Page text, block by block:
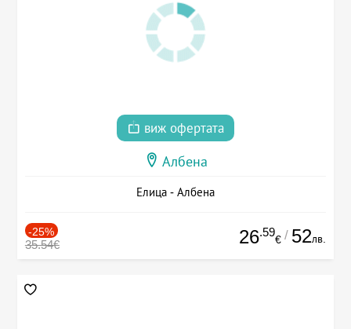
виж офертата
Албена
Елица - Албена
-25%
35.54€ 26.59
€ / 52лв.